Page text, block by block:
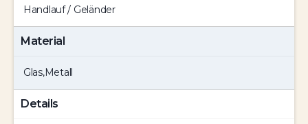
Handlauf / Geländer
Material
Glas,Metall
Details